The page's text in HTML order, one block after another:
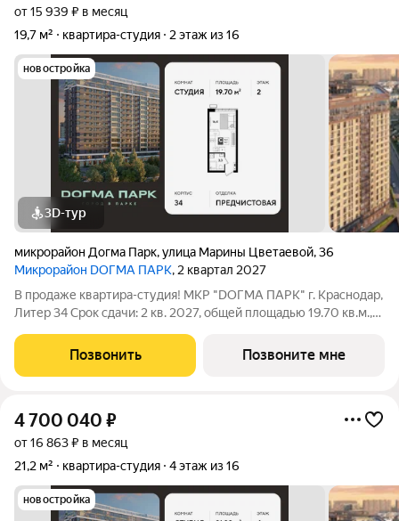
от 15 939 ₽ в месяц
19,7 м²
квартира-студия 2 этаж из 16
новостройка
3D-тур
микрорайон Догма Парк,улица Марины Цветаевой,36
Микрорайон DОГМА ПАРК, 2 квартал 2027
В продаже квартира-студия! МКР "DОГМА ПАРК" г. Краснодар,
Литер 34 Срок сдачи: 2 кв. 2027, общей площадью 19.70 кв.м.,
сочетающий в себе стильную архитектуру современного
города, и настоящий зеленый
Позвонить Позвоните мне
4 700 040 ₽
от 16 863 ₽ в месяц
21,2 м²
квартира-студия 4 этаж из 16
новостройка